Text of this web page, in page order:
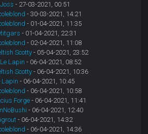
Joss - 27-03-2021, 00:51
- 30-03-2021, 14:21
- 01-04-2021, 11:35
- 01-04-2021, 22:31
- 02-04-2021, 11:08
Scotty - 05-04-2021, 23:52
Le Lapin - 06-04-2021, 08:52
Scotty - 06-04-2021, 10:36
Lapin - 06-04-2021, 10:45
- 06-04-2021, 10:58
Forge - 06-04-2021, 11:41
- 06-04-2021, 12:40
- 06-04-2021, 14:32
- 06-04-2021, 14:36